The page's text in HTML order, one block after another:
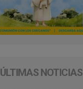
ÚLTIMAS NOTICIAS